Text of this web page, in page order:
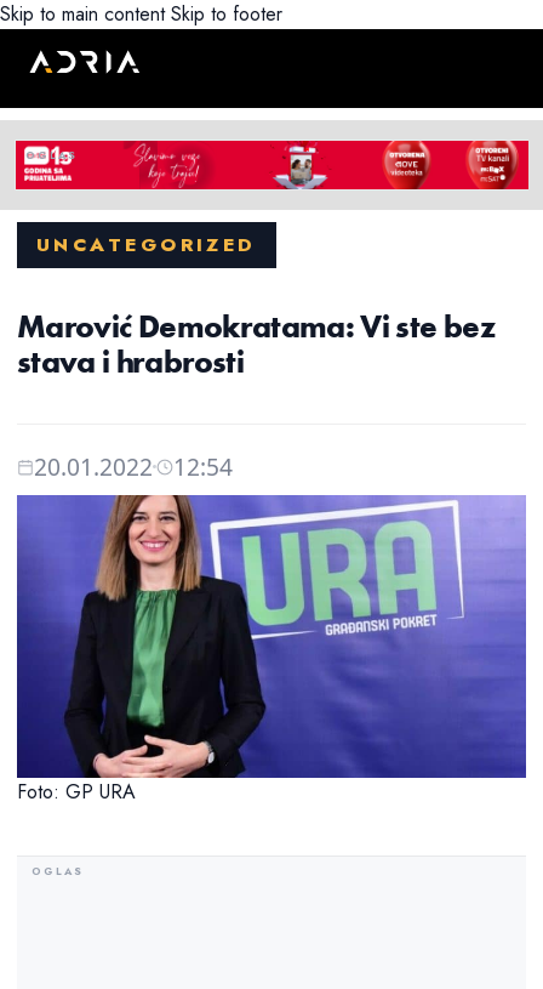
Skip to main content Skip to footer
UNCATEGORIZED
Marović Demokratama: Vi ste bez
stava i hrabrosti
20.01.2022 12:54
Foto: GP URA